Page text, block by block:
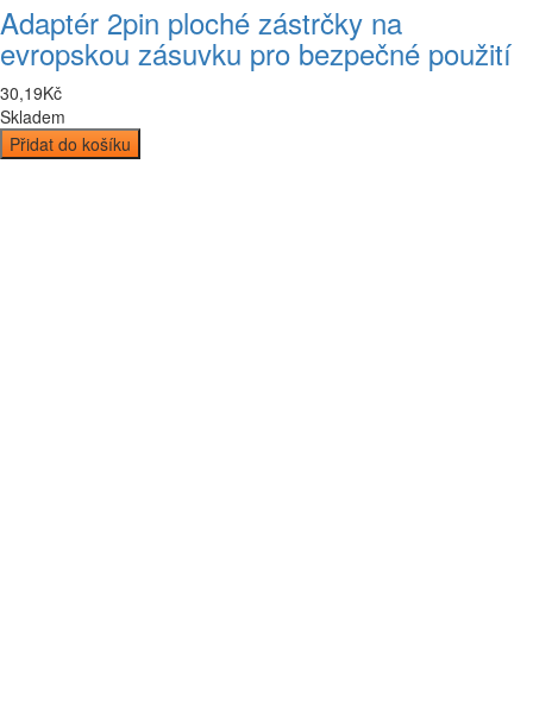
Adaptér 2pin ploché zástrčky na
evropskou zásuvku pro bezpečné použití
30,19Kč
Skladem
Přidat do košíku